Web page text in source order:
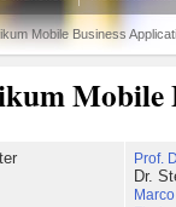
Mobile Business
Mobile
Prof.
Dr.